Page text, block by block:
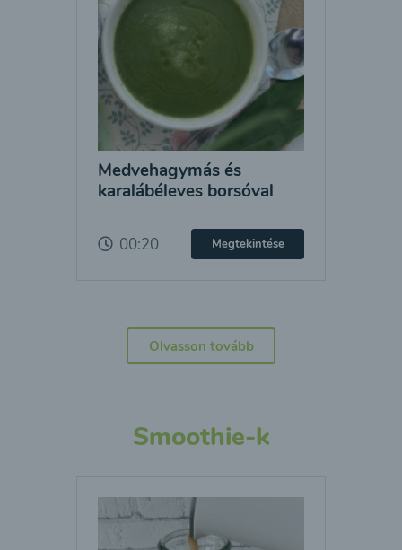
Medvehagymás és
karalábéleves borsóval
00:20 Megtekintése
Olvasson tovább
Smoothie-k